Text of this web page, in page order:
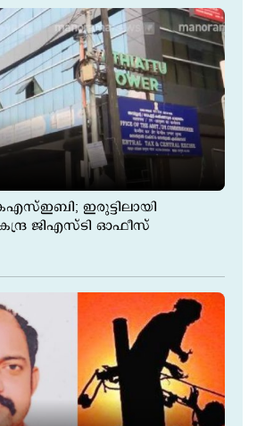
ഇരുട്ടിലായി
ജിഎസ്ടി ഓഫീസ്